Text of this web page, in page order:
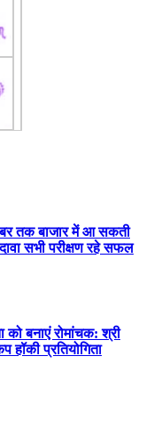
तक बाजार में आ सकती
सभी परीक्षण रहे सफल
को बनाएं रोमांचक: श्री
हॉकी प्रतियोगिता